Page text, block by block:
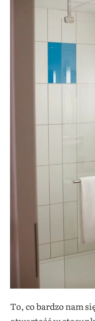
To, co bardzo nam